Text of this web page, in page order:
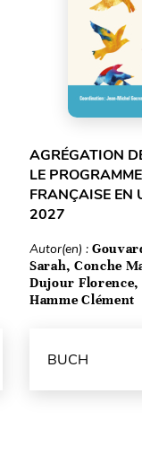
AGRÉGATION
LE
FRANÇAISE EN
2027
Autor(en) :
Sarah, Conche
Dujour Florence,
Hamme Clément
BUCH